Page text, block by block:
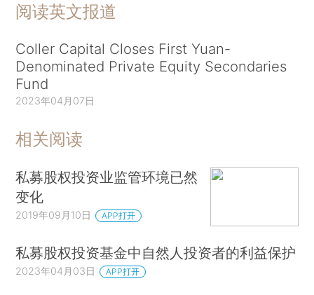
阅读英文报道
Coller Capital Closes First Yuan-
Denominated Private Equity Secondaries
Fund
2023年04月07日
相关阅读
私募股权投资业监管环境已然
变化
2019年09月10日 APP打开
私募股权投资基金中自然人投资者的利益保护
2023年04月03日 APP打开